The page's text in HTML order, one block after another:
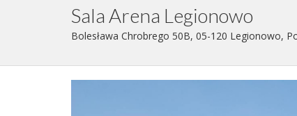
Sala Arena Legionowo
Bolesława Chrobrego 50B, 05-120 Legionowo,